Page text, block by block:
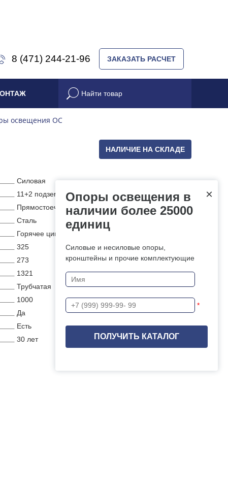
8 (471) 244-21-96 ЗАКАЗАТЬ РАСЧЕТ
освещения ОС
НАЛИЧИЕ НА СКЛАДЕ
Силовая
11+2 подземная часть
Прямостоечная
Сталь
Горячее цинкование
325
273
1321
Трубчатая
1000
Да
Есть
30 лет
×
Опоры освещения в
наличии более 25000
единиц
Силовые и несиловые опоры,
кронштейны и прочие комплектующие
*